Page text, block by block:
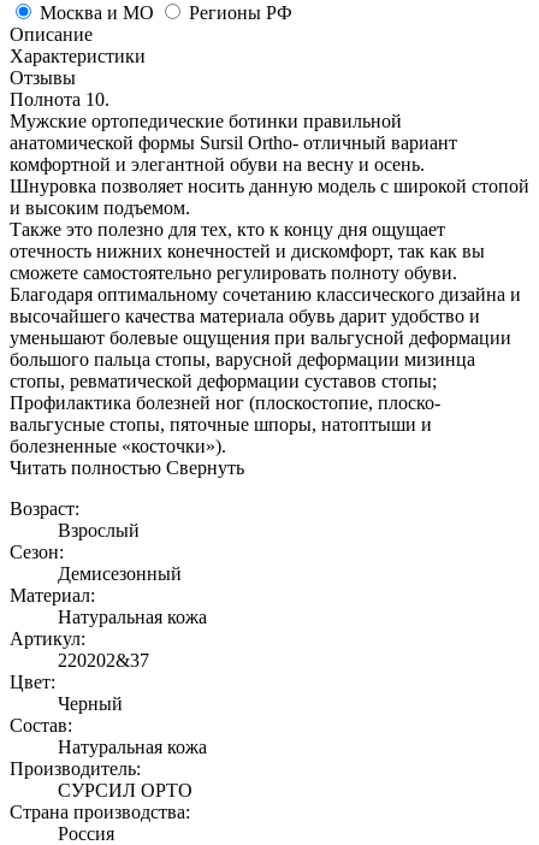
Москва и МО
Регионы РФ
Описание
Характеристики
Отзывы
Полнота 10.
Мужские ортопедические ботинки правильной
анатомической формы Sursil Ortho- отличный вариант
комфортной и элегантной обуви на весну и осень.
Шнуровка позволяет носить данную модель с широкой стопой
и высоким подъемом.
Также это полезно для тех, кто к концу дня ощущает
отечность нижних конечностей и дискомфорт, так как вы
сможете самостоятельно регулировать полноту обуви.
Благодаря оптимальному сочетанию классического дизайна и
высочайшего качества материала обувь дарит удобство и
уменьшают болевые ощущения при вальгусной деформации
большого пальца стопы, варусной деформации мизинца
стопы, ревматической деформации суставов стопы;
Профилактика болезней ног (плоскостопие, плоско-
вальгусные стопы, пяточные шпоры, натоптыши и
болезненные «косточки»).
Читать полностью Свернуть
Возраст:
Взрослый
Сезон:
Демисезонный
Материал:
Натуральная кожа
Артикул:
220202&37
Цвет:
Черный
Состав:
Натуральная кожа
Производитель:
СУРСИЛ ОРТО
Страна производства:
Россия